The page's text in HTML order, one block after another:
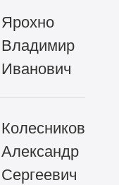
Ярохно
Владимир
Иванович
Колесников
Александр
Сергеевич